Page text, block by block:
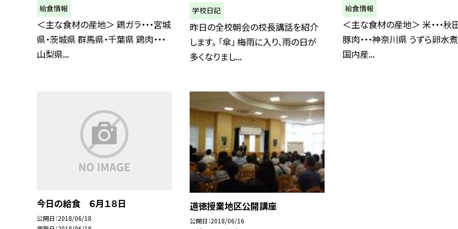
給食情報
＜主な食材の産地＞ 鶏ガラ・・・宮城
県・茨城県 群馬県・千葉県 鶏肉・・・
山梨県...
学校日記
昨日の全校朝会の校長講話を紹介
します。 「傘」 梅雨に入り、雨の日が
多くなりまし...
給食情報
＜主な食材の産地＞ 米・・・秋
豚肉・・・神奈川県 うずら卵水煮
国内産...
今日の給食 ６月１８日
公開日 2018/06/18
道徳授業地区公開講座
公開日 2018/06/16